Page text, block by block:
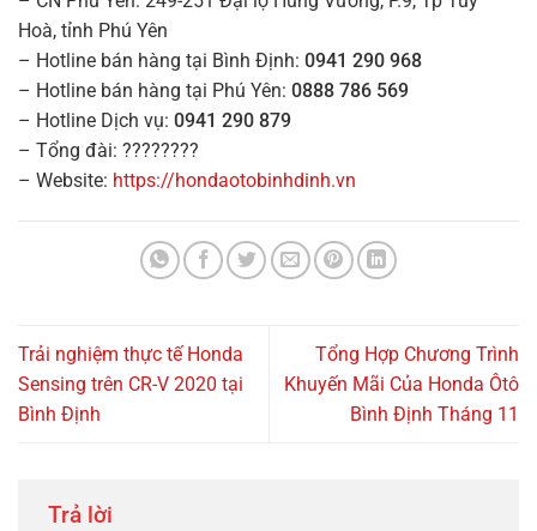
Hoà, tỉnh Phú Yên
– Hotline bán hàng tại Bình Định: 0941 290 968
– Hotline bán hàng tại Phú Yên: 0888 786 569
– Hotline Dịch vụ: 0941 290 879
– Tổng đài: ????????
– Website: https://hondaotobinhdinh.vn
Trải nghiệm thực tế Honda
Sensing trên CR-V 2020 tại
Bình Định
Tổng Hợp Chương Trình
Khuyến Mãi Của Honda Ôtô
Bình Định Tháng 11
Trả lời